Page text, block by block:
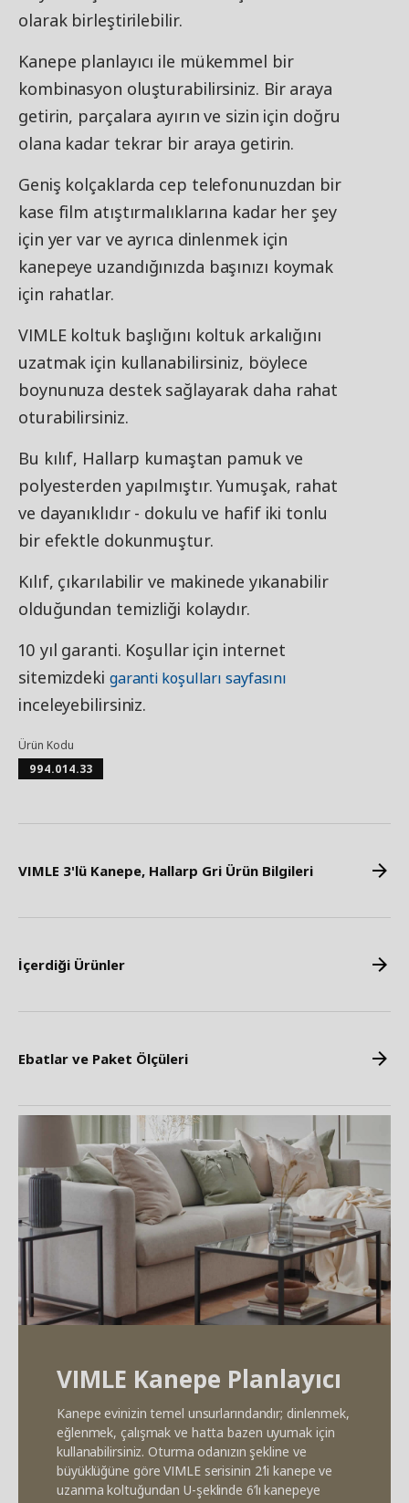
olarak birleştirilebilir.
Kanepe planlayıcı ile mükemmel bir
kombinasyon oluşturabilirsiniz. Bir araya
getirin, parçalara ayırın ve sizin için doğru
olana kadar tekrar bir araya getirin.
Geniş kolçaklarda cep telefonunuzdan bir
kase film atıştırmalıklarına kadar her şey
için yer var ve ayrıca dinlenmek için
kanepeye uzandığınızda başınızı koymak
için rahatlar.
VIMLE koltuk başlığını koltuk arkalığını
uzatmak için kullanabilirsiniz, böylece
boynunuza destek sağlayarak daha rahat
oturabilirsiniz.
Bu kılıf, Hallarp kumaştan pamuk ve
polyesterden yapılmıştır. Yumuşak, rahat
ve dayanıklıdır - dokulu ve hafif iki tonlu
bir efektle dokunmuştur.
Kılıf, çıkarılabilir ve makinede yıkanabilir
olduğundan temizliği kolaydır.
10 yıl garanti. Koşullar için internet
sitemizdeki garanti koşulları sayfasını
inceleyebilirsiniz.
Ürün Kodu
994.014.33
VIMLE 3'lü Kanepe, Hallarp Gri Ürün Bilgileri
İçerdiği Ürünler
Ebatlar ve Paket Ölçüleri
VIMLE Kanepe Planlayıcı
Kanepe evinizin temel unsurlarındandır; dinlenmek,
eğlenmek, çalışmak ve hatta bazen uyumak için
kullanabilirsiniz. Oturma odanızın şekline ve
büyüklüğüne göre VIMLE serisinin 2’li kanepe ve
uzanma koltuğundan U-şeklinde 6’lı kanepeye